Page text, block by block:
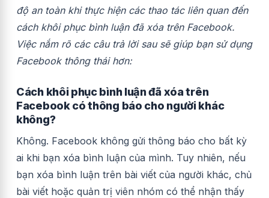
độ an toàn khi thực hiện các thao tác liên quan đến
cách khôi phục bình luận đã xóa trên Facebook.
Việc nắm rõ các câu trả lời sau sẽ giúp bạn sử dụng
Facebook thông thái hơn:
Cách khôi phục bình luận đã xóa trên
Facebook có thông báo cho người khác
không?
Không. Facebook không gửi thông báo cho bất kỳ
ai khi bạn xóa bình luận của mình. Tuy nhiên, nếu
bạn xóa bình luận trên bài viết của người khác, chủ
bài viết hoặc quản trị viên nhóm có thể nhận thấy